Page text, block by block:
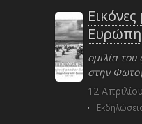
ομιλία
στην
12
·